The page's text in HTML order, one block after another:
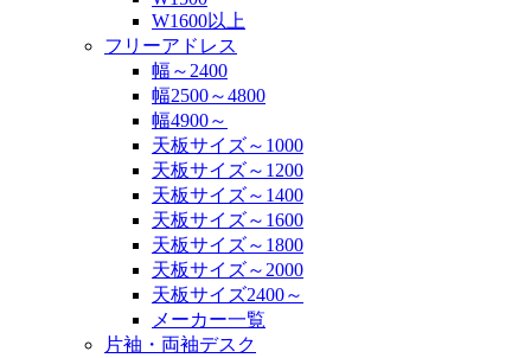
W1600以上
フリーアドレス
幅～2400
幅2500～4800
幅4900～
天板サイズ～1000
天板サイズ～1200
天板サイズ～1400
天板サイズ～1600
天板サイズ～1800
天板サイズ～2000
天板サイズ2400～
メーカー一覧
片袖・両袖デスク